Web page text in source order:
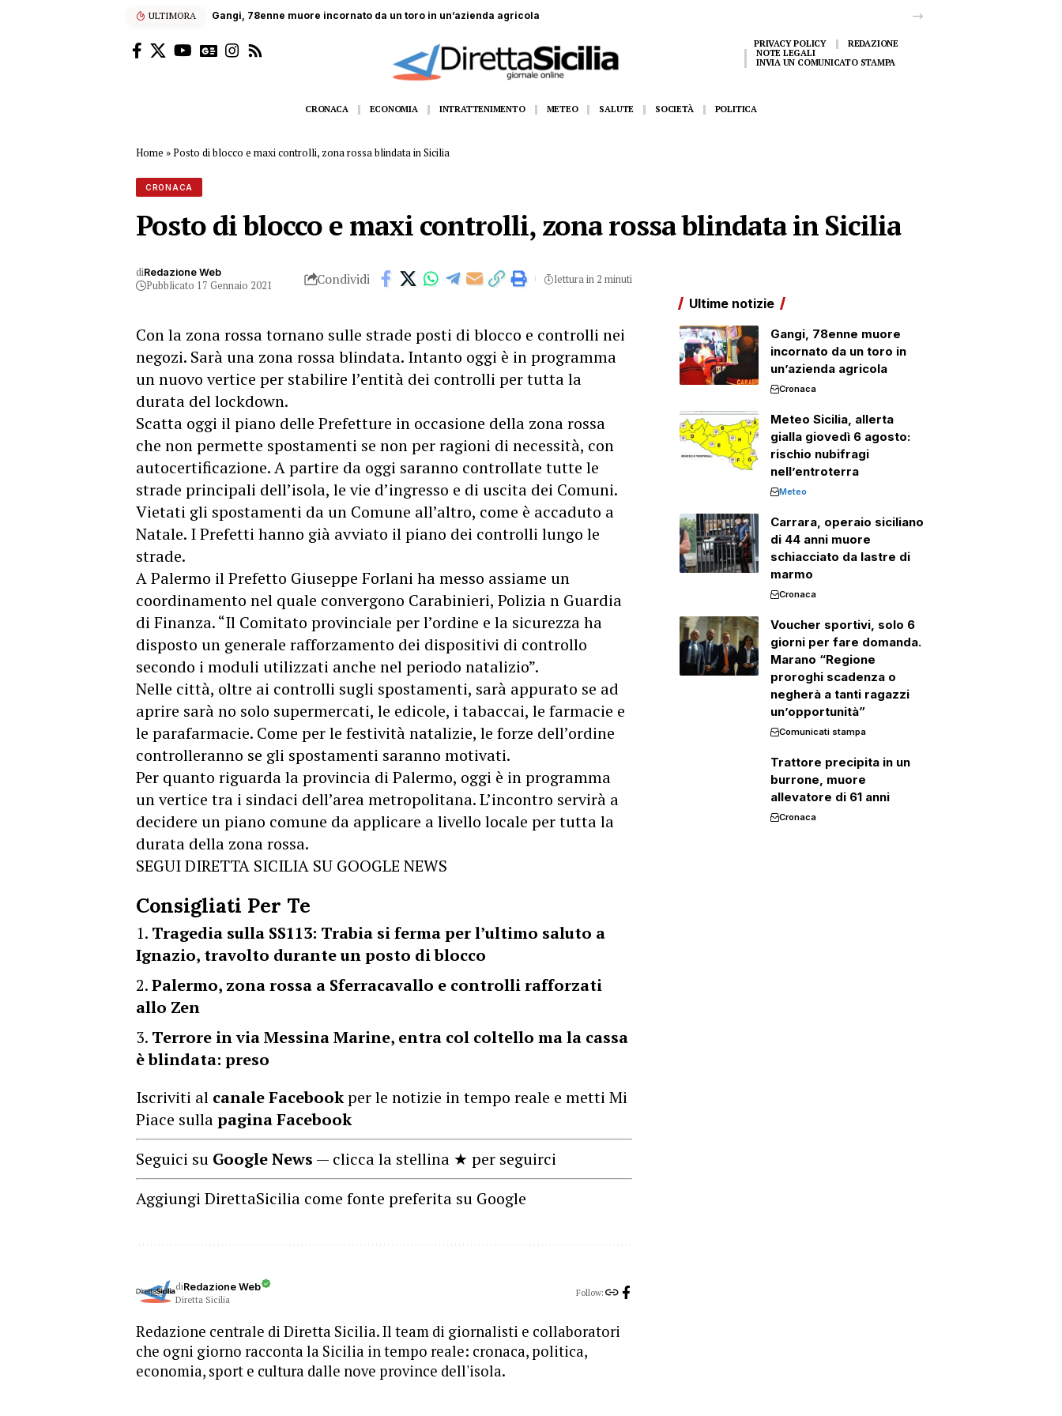
ULTIMORA Gangi, 78enne muore incornato da un toro in un’azienda agricola
PRIVACY POLICY
REDAZIONE
NOTE LEGALI
INVIA UN COMUNICATO STAMPA
CRONACA ECONOMIA INTRATTENIMENTO METEO SALUTE SOCIETÀ POLITICA
Home »Posto di blocco e maxi controlli, zona rossa blindata in Sicilia
CRONACA
Posto di blocco e maxi controlli, zona rossa blindata in Sicilia
diRedazione Web
Pubblicato 17 Gennaio 2021 Condividi lettura in 2 minuti
Con la zona rossa tornano sulle strade posti di blocco e controlli nei
negozi. Sarà una zona rossa blindata. Intanto oggi è in programma
un nuovo vertice per stabilire l’entità dei controlli per tutta la
durata del lockdown.
Scatta oggi il piano delle Prefetture in occasione della zona rossa
che non permette spostamenti se non per ragioni di necessità, con
autocertificazione. A partire da oggi saranno controllate tutte le
strade principali dell’isola, le vie d’ingresso e di uscita dei Comuni.
Vietati gli spostamenti da un Comune all’altro, come è accaduto a
Natale. I Prefetti hanno già avviato il piano dei controlli lungo le
strade.
A Palermo il Prefetto Giuseppe Forlani ha messo assiame un
coordinamento nel quale convergono Carabinieri, Polizia n Guardia
di Finanza. “Il Comitato provinciale per l’ordine e la sicurezza ha
disposto un generale rafforzamento dei dispositivi di controllo
secondo i moduli utilizzati anche nel periodo natalizio”.
Nelle città, oltre ai controlli sugli spostamenti, sarà appurato se ad
aprire sarà no solo supermercati, le edicole, i tabaccai, le farmacie e
le parafarmacie. Come per le festività natalizie, le forze dell’ordine
controlleranno se gli spostamenti saranno motivati.
Per quanto riguarda la provincia di Palermo, oggi è in programma
un vertice tra i sindaci dell’area metropolitana. L’incontro servirà a
decidere un piano comune da applicare a livello locale per tutta la
durata della zona rossa.
SEGUI DIRETTA SICILIA SU GOOGLE NEWS
Consigliati Per Te
Tragedia sulla SS113: Trabia si ferma per l’ultimo saluto a
Ignazio, travolto durante un posto di blocco
Palermo, zona rossa a Sferracavallo e controlli rafforzati
allo Zen
Terrore in via Messina Marine, entra col coltello ma la cassa
è blindata: preso
Iscriviti al canale Facebookper le notizie in tempo reale e metti Mi
Piace sullapagina Facebook
Seguici su Google News — clicca la stellina ★ per seguirci
Aggiungi DirettaSicilia come fonte preferita su Google
diRedazione Web
Diretta Sicilia
Follow:
Redazione centrale di Diretta Sicilia. Il team di giornalisti e collaboratori
che ogni giorno racconta la Sicilia in tempo reale: cronaca, politica,
economia, sport e cultura dalle nove province dell'isola.
Ultime notizie
Gangi, 78enne muore
incornato da un toro in
un’azienda agricola
Cronaca
Meteo Sicilia, allerta
gialla giovedì 6 agosto:
rischio nubifragi
nell’entroterra
Meteo
Carrara, operaio siciliano
di 44 anni muore
schiacciato da lastre di
marmo
Cronaca
Voucher sportivi, solo 6
giorni per fare domanda.
Marano “Regione
proroghi scadenza o
negherà a tanti ragazzi
un’opportunità”
Comunicati stampa
Trattore precipita in un
burrone, muore
allevatore di 61 anni
Cronaca